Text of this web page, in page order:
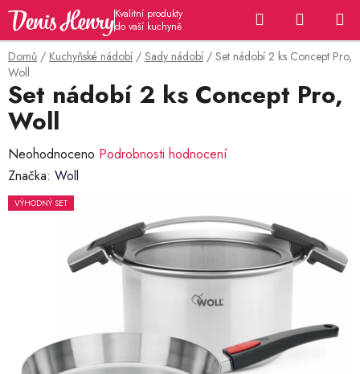
Přejít
obsah
Hledat
KOŠÍK
Domů / Kuchyňské nádobí / Sady nádobí / Set nádobí 2 ks Concept Pro,
Woll
Set nádobí 2 ks Concept Pro,
Woll
Průměrné
hodnocení
produktu
Neohodnoceno Podrobnosti hodnocení
Značka: Woll
VÝHODNÝ SET